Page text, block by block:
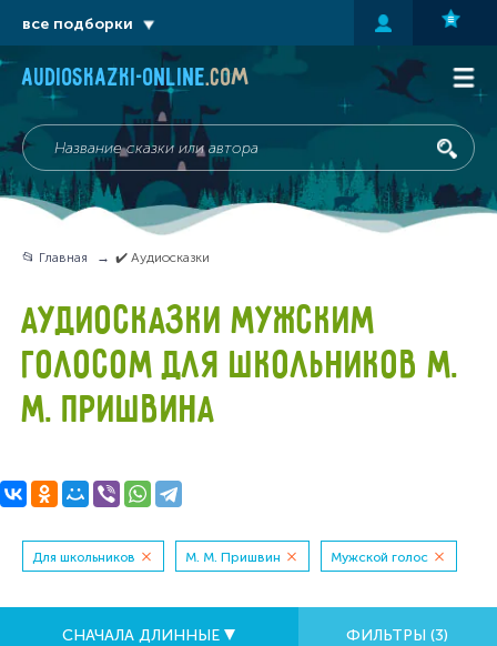
audioskazki-online.com
📂 Главная ✔️ Аудиосказки
АУДИОСКАЗКИ МУЖСКИМ
ГОЛОСОМ ДЛЯ ШКОЛЬНИКОВ М.
М. ПРИШВИНА
Для школьников М. М. Пришвин Мужской голос
СНАЧАЛА ДЛИННЫЕ ФИЛЬТРЫ (3)
все подборки